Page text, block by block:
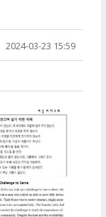
2024-03-23 15:59